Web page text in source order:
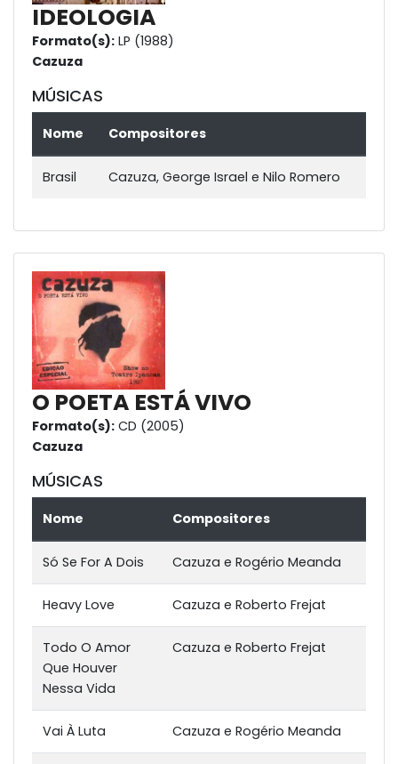
IDEOLOGIA
Formato(s): LP (1988)
Cazuza
MÚSICAS
Nome Compositores
Brasil Cazuza, George Israel e Nilo Romero
O POETA ESTÁ VIVO
Formato(s): CD (2005)
Cazuza
MÚSICAS
Nome Compositores
Só Se For A Dois Cazuza e Rogério Meanda
Heavy Love Cazuza e Roberto Frejat
Todo O Amor
Que Houver
Nessa Vida
Cazuza e Roberto Frejat
Vai À Luta Cazuza e Rogério Meanda